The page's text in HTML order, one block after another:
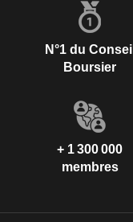
N°1 du Conseil
Boursier
+ 1 300 000
membres